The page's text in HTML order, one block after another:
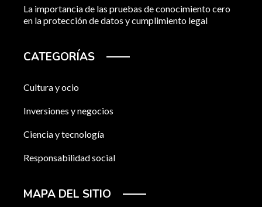
La importancia de las pruebas de conocimiento cero
en la protección de datos y cumplimiento legal
CATEGORÍAS
Cultura y ocio
Inversiones y negocios
Ciencia y tecnología
Responsabilidad social
MAPA DEL SITIO